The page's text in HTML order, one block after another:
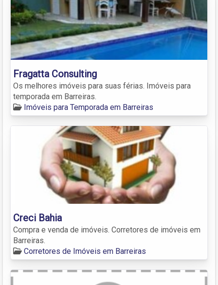
Fragatta Consulting
Os melhores imóveis para suas férias. Imóveis para
temporada em Barreiras.
Imóveis para Temporada em Barreiras
Creci Bahia
Compra e venda de imóveis. Corretores de imóveis em
Barreiras.
Corretores de Imóveis em Barreiras